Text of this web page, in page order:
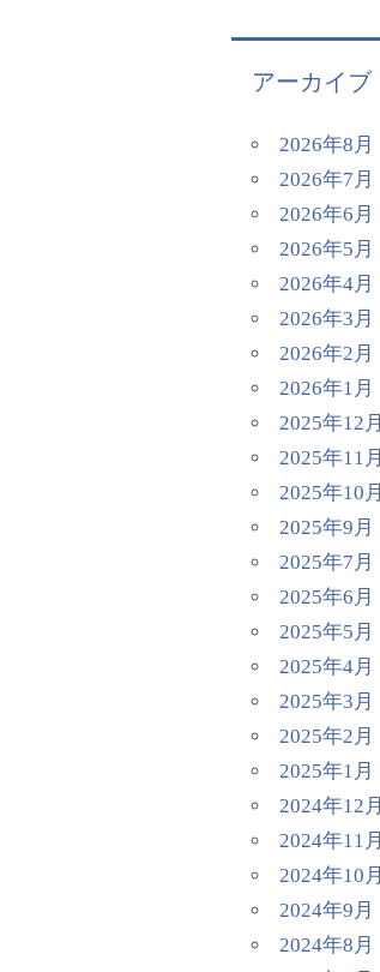
アーカイブ
2026年8月
2026年7月
2026年6月
2026年5月
2026年4月
2026年3月
2026年2月
2026年1月
2025年12月
2025年11月
2025年10月
2025年9月
2025年7月
2025年6月
2025年5月
2025年4月
2025年3月
2025年2月
2025年1月
2024年12月
2024年11月
2024年10月
2024年9月
2024年8月